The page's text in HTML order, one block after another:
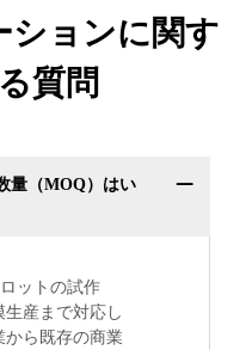
ションに関す
質問
量（MOQ）はい
ットの試作
生産まで対応し
ら既存の商業